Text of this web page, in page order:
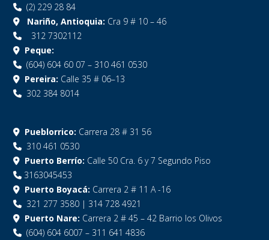
(2) 229 28 84
Nariño, Antioquia: Cra 9 # 10 – 46
312 7302112
Peque:
(604) 604 60 07 – 310 461 0530
Pereira: Calle 35 # 06–13
302 384 8014
Pueblorrico: Carrera 28 # 31 56
310 461 0530
Puerto Berrío: Calle 50 Cra. 6 y 7 Segundo Piso
3163045453
Puerto Boyacá: Carrera 2 # 11 A -16
321 277 3580 | 314 728 4921
Puerto Nare: Carrera 2 # 45 – 42 Barrio los Olivos
(604) 604 6007 – 311 641 4836